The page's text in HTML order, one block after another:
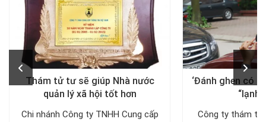
Thám tử tư sẽ giúp Nhà nước
quản lý xã hội tốt hơn
Chi nhánh Công ty TNHH Cung cấp
‘Đánh ghen có
“lạnh
Công ty thám tử